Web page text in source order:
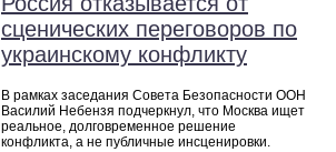
сценических переговоров по
украинскому конфликту
В рамках заседания Совета Безопасности ООН
Василий Небензя подчеркнул, что Москва ищет
реальное, долговременное решение
конфликта, а не публичные инсценировки.